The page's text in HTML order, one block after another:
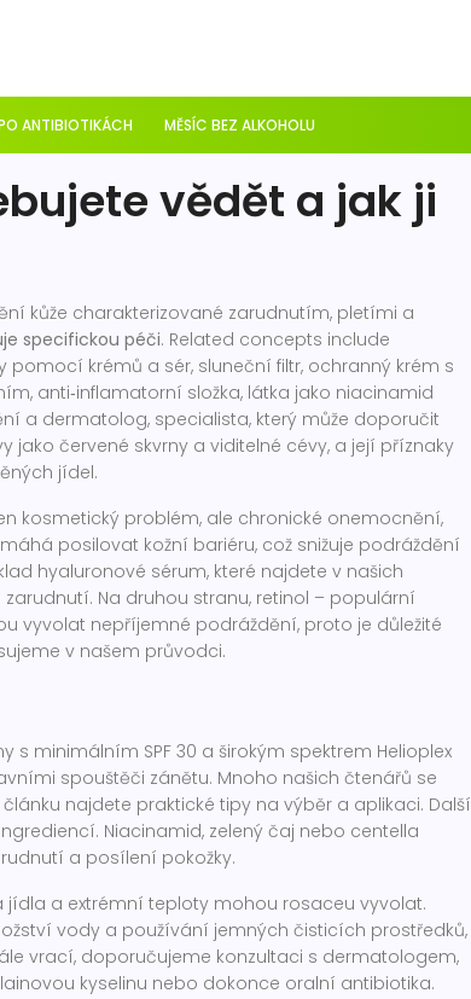
ANTIBIOTIKÁCH MĚSÍC BEZ ALKOHOLU
vědět a jak ji
kůže charakterizované zarudnutím, pletími a
specifickou péči. Related concepts include
pomocí krémů a sér, sluneční filtr, ochranný krém s
, anti‑inflamatorní složka, látka jako niacinamid
a dermatolog, specialista, který může doporučit
jako červené skvrny a viditelné cévy, a její příznaky
jídel.
kosmetický problém, ale chronické onemocnění,
posilovat kožní bariéru, což snižuje podráždění
hyaluronové sérum, které najdete v našich
Na druhou stranu, retinol – populární
vyvolat nepříjemné podráždění, proto je důležité
v našem průvodci.
s minimálním SPF 30 a širokým spektrem Helioplex
spouštěči zánětu. Mnoho našich čtenářů se
najdete praktické tipy na výběr a aplikaci. Další
Niacinamid, zelený čaj nebo centella
a posílení pokožky.
jídla a extrémní teploty mohou rosaceu vyvolat.
vody a používání jemných čisticích prostředků,
vrací, doporučujeme konzultaci s dermatologem,
kyselinu nebo dokonce oralní antibiotika.